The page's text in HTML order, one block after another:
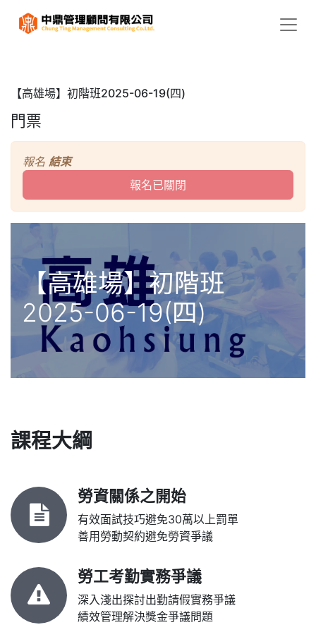
【高雄場】初階班2025-06-19(四)
門票
報名 結束
報名已關閉
【高雄場】初階班
2025-06-19(四)
課程大綱
勞資關係之開始
有效面試技巧避免30萬以上罰單
善用勞動契約避免勞資爭議
勞工考勤實務爭議
深入淺出探討出勤請假實務爭議
績效管理解決獎金爭議問題